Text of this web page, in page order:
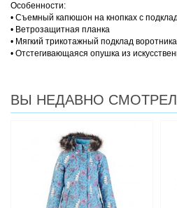
Особенности:
• Съемный капюшон на кнопках с
• Ветрозащитная планка
• Мягкий трикотажный подклад воротника
• Отстегивающаяся опушка из
ВЫ НЕДАВНО